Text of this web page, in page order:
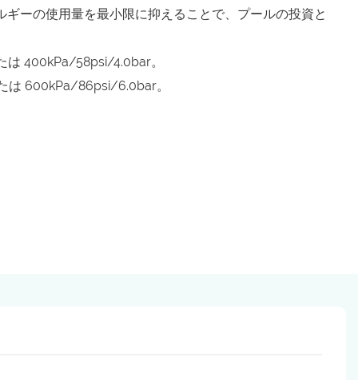
ーの使用量を最小限に抑えることで、プールの投資と
は 400kPa/58psi/4.0bar。
は 600kPa/86psi/6.0bar。